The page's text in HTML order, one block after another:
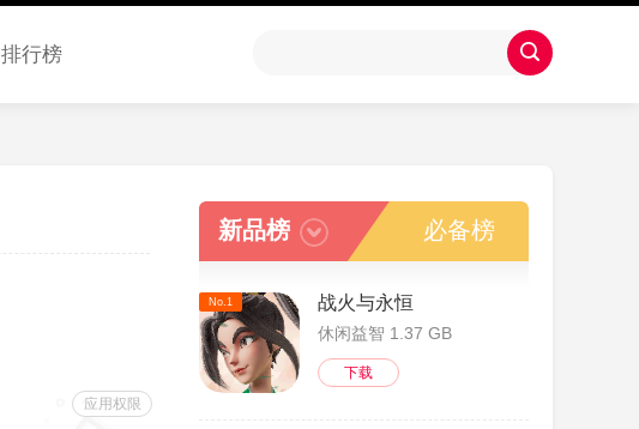
排行榜
应用权限
新品榜 必备榜
No.1 战火与永恒
休闲益智 1.37 GB
下载